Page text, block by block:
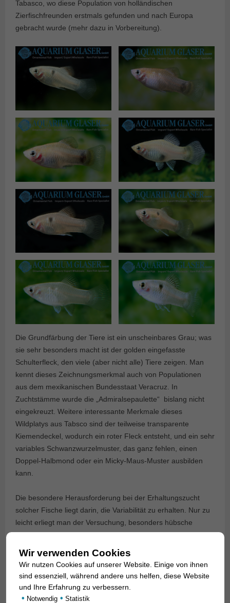
Tabasco, wo diese Population von holländischen
Zierfischfreunden erstmals gefunden und nach Europa
gebracht wurde (mehr dazu in Vorbereitung).
Die Grundfärbung der Tiere ist ein unscheinbares Grau; was
sie sehr besonders macht ist der golden eingefasste
Schulterfleck, den viele (aber nicht alle) Tiere zeigen. Man
kennt dieses Zeichnungsmerkmal auch von Populationen
aus dem mexikanischen Bundesstaat Veracruz. In
Zuchtstämme wurde die „Admiralsepaulette“ bislang nicht
eingekreuzt. Weitere interessante Merkmale dieses
Wildplatys aus Tabsco sind der teilweise transparente
Kiemendeckel, wodurch ein roter Fleck entsteht, und ein sehr
variables Schwanzwurzelmuster, das ganz fehlen, einen
Doppel-Halbmond oder ein Micky-Maus-Muster ausbilden
kann.
Die besondere Herausforderung bei der Erhaltungszucht
solcher Fische liegt darin, die Variabilität zu erhalten. Nur zu
leicht erliegt man der Versuchung, besonders hübsche
Exemplare zu selektieren, wodurch schon nach wenigen
vermeiden, sollte man möglichst viele Farbvarianten der
jeweiligen Fundortpopulation im möglichst großen
gemischten Schwarm schwimmen lassen. Dadurch steigt
Wir verwenden Cookies
Wir nutzen Cookies auf unserer Website. Einige von ihnen
sind essenziell, während andere uns helfen, diese Website
und Ihre Erfahrung zu verbessern.
• Notwendig • Statistik